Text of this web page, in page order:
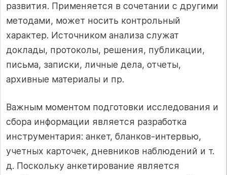
развития. Применяется в сочетании с другими
методами, может носить контрольный
характер. Источником анализа служат
доклады, протоколы, решения, публикации,
письма, записки, личные дела, отчеты,
архивные материалы и пр.
Важным моментом подготовки исследования и
сбора информации является разработка
инструментария: анкет, бланков-интервью,
учетных карточек, дневников наблюдений и т.
д. Поскольку анкетирование является